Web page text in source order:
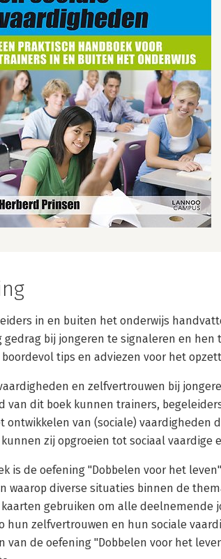
in en buiten het onderwijs
gedrag bij jongeren te signaleren en hen
tips en adviezen voor het
en zelfvertrouwen bij
van dit boek kunnen trainers,
ontwikkelen van (sociale) vaardigheden
zij opgroeien tot sociaal vaardige
is de oefening "Dobbelen voor het
waarop diverse situaties binnen de
kaarten gebruiken om alle
hun zelfvertrouwen en hun sociale
van de oefening "Dobbelen voor het